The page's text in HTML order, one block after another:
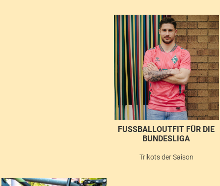
FUSSBALLOUTFIT FÜR DIE B
UNDESLIGA
Trikots der Saison